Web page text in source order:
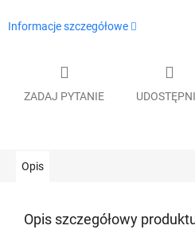
Informacje szczegółowe
ZADAJ PYTANIE
Opis
Opis szczegółowy